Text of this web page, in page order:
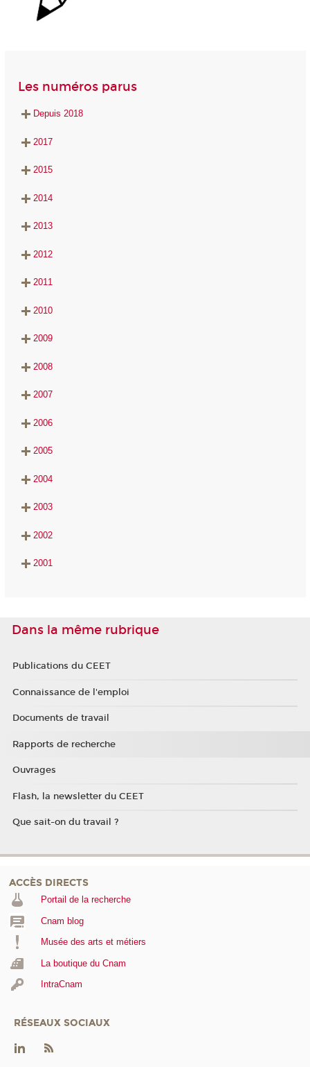
Les numéros parus
Depuis 2018
2017
2015
2014
2013
2012
2011
2010
2009
2008
2007
2006
2005
2004
2003
2002
2001
Dans la même rubrique
Publications du CEET
Connaissance de l'emploi
Documents de travail
Rapports de recherche
Ouvrages
Flash, la newsletter du CEET
Que sait-on du travail ?
ACCÈS DIRECTS
Portail de la recherche
Cnam blog
Musée des arts et métiers
La boutique du Cnam
IntraCnam
RÉSEAUX SOCIAUX